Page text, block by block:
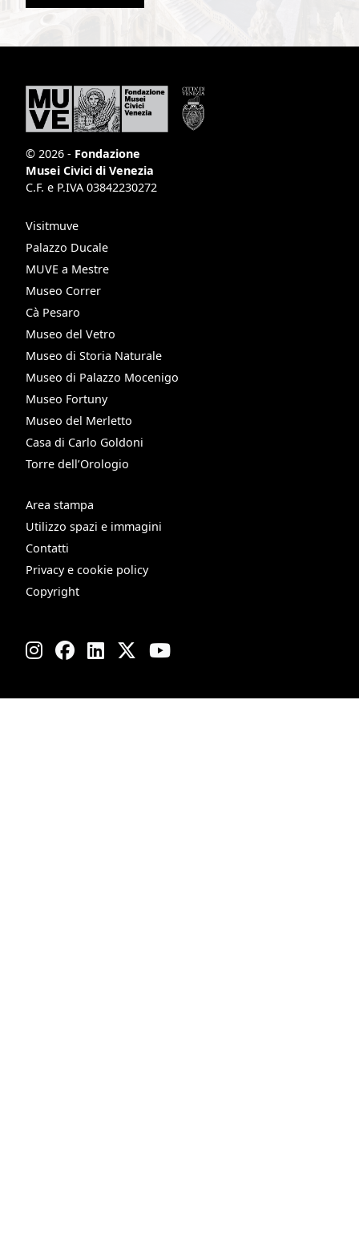
© 2026 - Fondazione
Musei Civici di Venezia
C.F. e P.IVA 03842230272
Visitmuve
Palazzo Ducale
MUVE a Mestre
Museo Correr
Cà Pesaro
Museo del Vetro
Museo di Storia Naturale
Museo di Palazzo Mocenigo
Museo Fortuny
Museo del Merletto
Casa di Carlo Goldoni
Torre dell’Orologio
Area stampa
Utilizzo spazi e immagini
Contatti
Privacy e cookie policy
Copyright